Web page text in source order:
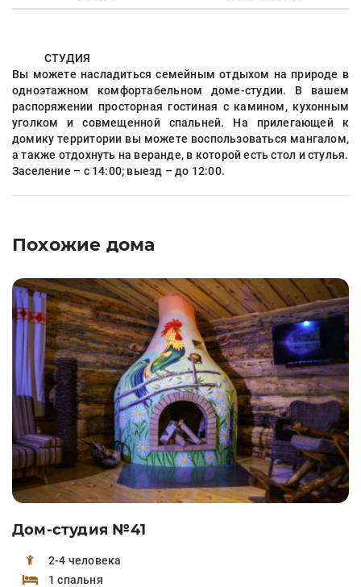
СТУДИЯ
Вы можете насладиться семейным отдыхом на природе в
одноэтажном комфортабельном доме-студии. В вашем
распоряжении просторная гостиная с камином, кухонным
уголком и совмещенной спальней. На прилегающей к
домику территории вы можете воспользоваться мангалом,
а также отдохнуть на веранде, в которой есть стол и стулья.
Заселение – с 14:00; выезд – до 12:00.
Похожие дома
Дом-студия №41
2-4 человека
1 спальня